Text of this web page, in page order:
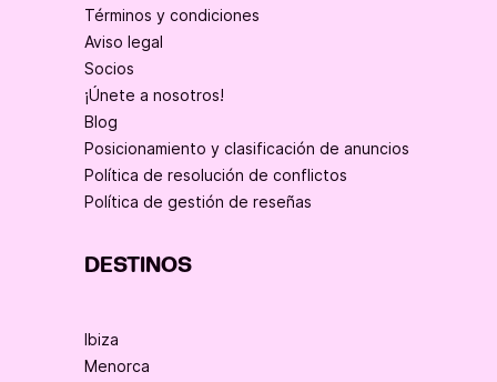
Términos y condiciones
Aviso legal
Socios
¡Únete a nosotros!
Blog
Posicionamiento y clasificación de anuncios
Política de resolución de conflictos
Política de gestión de reseñas
DESTINOS
Ibiza
Menorca